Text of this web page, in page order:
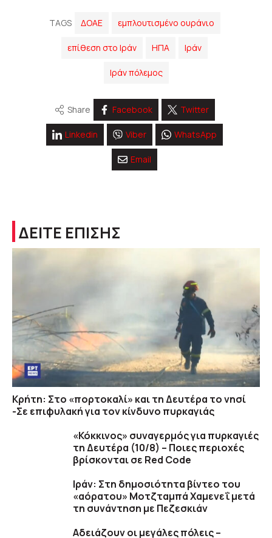
TAGS ΔΟΑΕ εμπλουτισμένο ουράνιο
επίθεση στο Ιράν ΗΠΑ Ιράν
Ιράν πόλεμος
Share Facebook Twitter
Linkedin Viber WhatsApp
Email
ΔΕΙΤΕ ΕΠΙΣΗΣ
Κρήτη: Στο «πορτοκαλί» και τη Δευτέρα το νησί
-Σε επιφυλακή για τον κίνδυνο πυρκαγιάς
«Κόκκινος» συναγερμός για πυρκαγιές
τη Δευτέρα (10/8) – Ποιες περιοχές
βρίσκονται σε Red Code
Ιράν: Στη δημοσιότητα βίντεο του
«αόρατου» Μοτζταμπά Χαμενεΐ μετά
τη συνάντηση με Πεζεσκιάν
Αδειάζουν οι μεγάλες πόλεις –